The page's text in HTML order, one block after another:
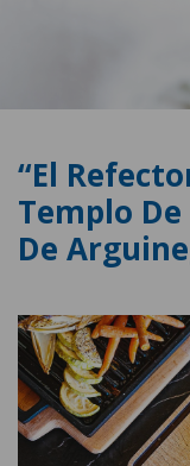
“El
Templo De
De